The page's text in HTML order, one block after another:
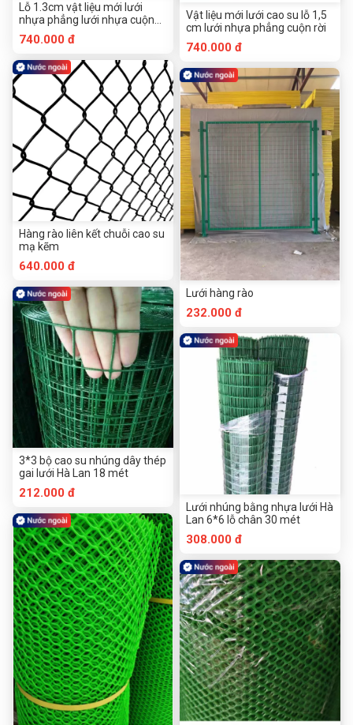
Lỗ 1.3cm vật liệu mới lưới
nhựa phẳng lưới nhựa cuộn
rời
740.000 đ
Hàng rào liên kết chuỗi cao su
mạ kẽm
640.000 đ
3*3 bộ cao su nhúng dây thép
gai lưới Hà Lan 18 mét
212.000 đ
Vật liệu mới lưới cao su lỗ 1,5
cm lưới nhựa phẳng cuộn rời
740.000 đ
Lưới hàng rào
232.000 đ
Lưới nhúng bằng nhựa lưới Hà
Lan 6*6 lỗ chân 30 mét
308.000 đ